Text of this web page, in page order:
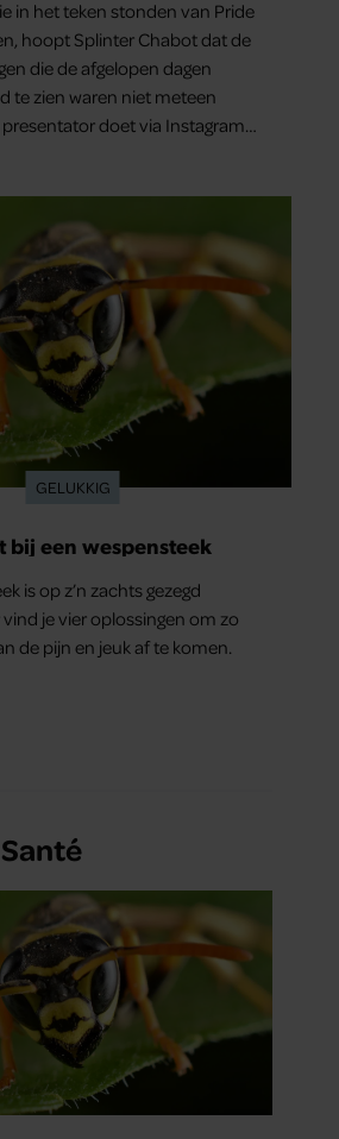
in het teken stonden van Pride
hoopt Splinter Chabot dat de
die de afgelopen dagen
te zien waren niet meteen
doet via Instagram
GELUKKIG
bij een wespensteek
is op z’n zachts gezegd
je vier oplossingen om zo
de pijn en jeuk af te komen.